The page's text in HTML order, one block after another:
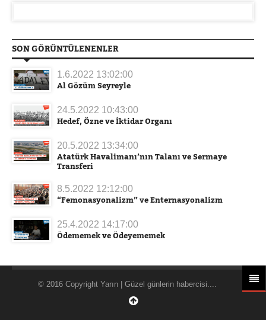
SON GÖRÜNTÜLENENLER
1.6.2022 13:02:00
Al Gözüm Seyreyle
24.5.2022 10:43:00
Hedef, Özne ve İktidar Organı
20.5.2022 13:34:00
Atatürk Havalimanı’nın Talanı ve Sermaye
Transferi
8.5.2022 12:12:00
“Femonasyonalizm” ve Enternasyonalizm
25.4.2022 14:17:00
Ödememek ve Ödeyememek
© 2016 Copyright Yarın | Güzel günlerin habercisi....